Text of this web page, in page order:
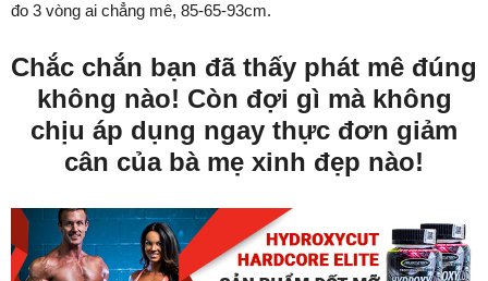
đo 3 vòng ai chẳng mê, 85-65-93cm.
Chắc chắn bạn đã thấy phát mê đúng
không nào! Còn đợi gì mà không
chịu áp dụng ngay thực đơn giảm
cân của bà mẹ xinh đẹp nào!